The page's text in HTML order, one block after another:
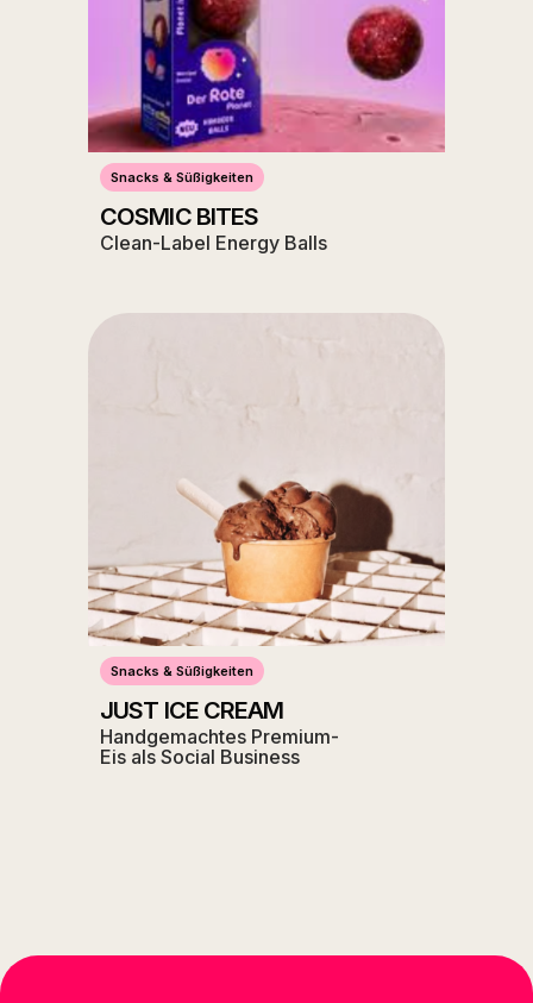
Snacks & Süßigkeiten
COSMIC BITES
Clean-Label Energy Balls
Snacks & Süßigkeiten
JUST ICE CREAM
Handgemachtes Premium-
Eis als Social Business